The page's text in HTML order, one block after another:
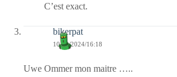
C’est exact.
bikerpat
10/05/2024/16:18
Uwe Ommer mon maitre …..